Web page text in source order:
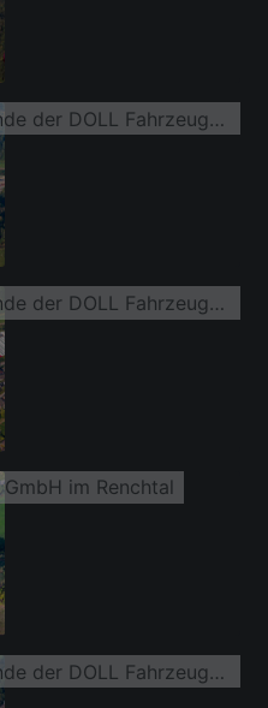
Fahrzeugbau- Werksgelände der DOLL Fahrzeugbau GmbH
Fahrzeugbau- Werksgelände der DOLL Fahrzeugbau GmbH
im Renchtal
Fahrzeugbau- Werksgelände der DOLL Fahrzeugbau GmbH